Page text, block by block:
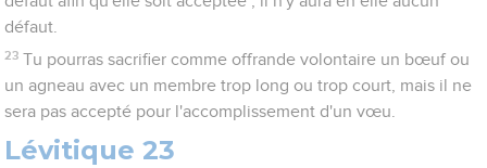
défaut.
23 Tu pourras sacrifier comme offrande volontaire un bœuf ou
un agneau avec un membre trop long ou trop court, mais il ne
sera pas accepté pour l'accomplissement d'un vœu.
Lévitique 23